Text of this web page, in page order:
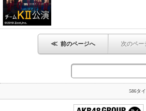
≪ 前のページへ 次のペー
586タ